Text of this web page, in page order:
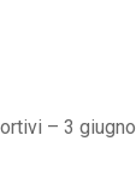
– 3 giugno